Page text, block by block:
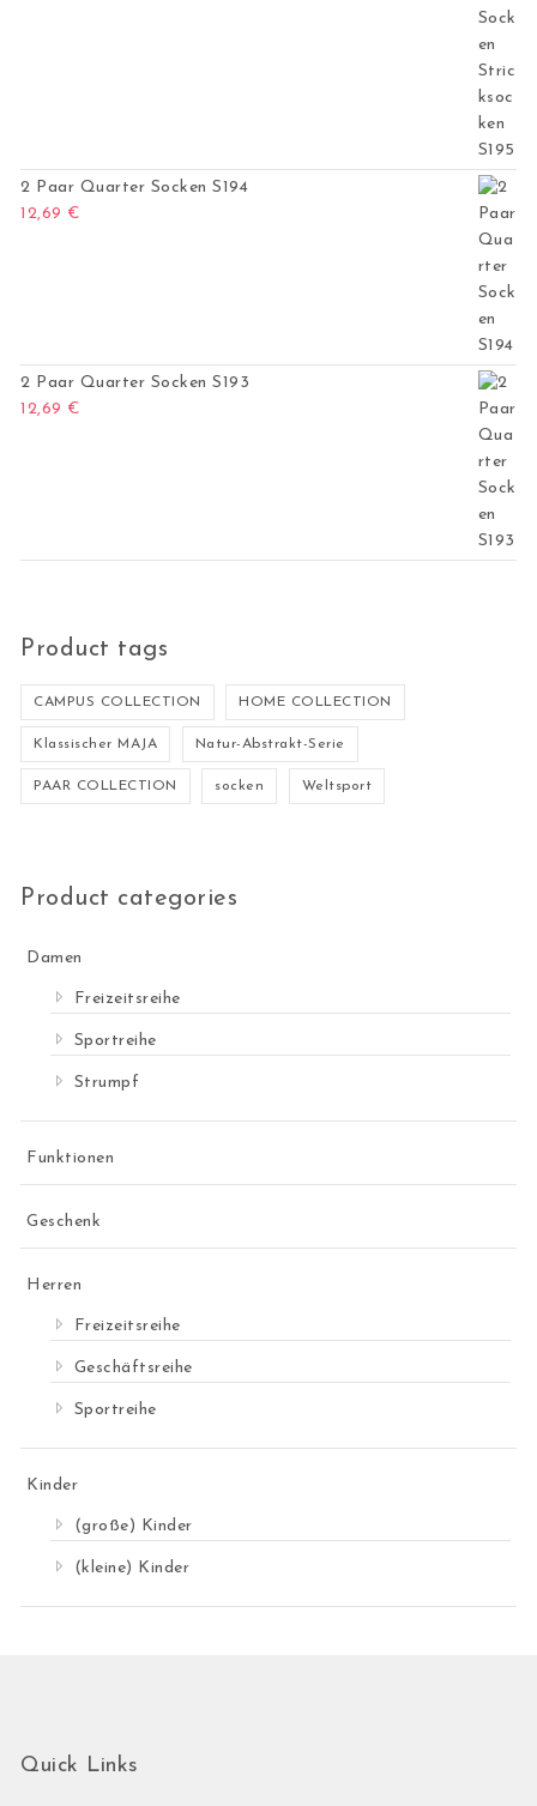
2 Paar Quarter Socken S194
12,69 €
2 Paar Quarter Socken S193
12,69 €
Product tags
CAMPUS COLLECTION HOME COLLECTION
Klassischer MAJA Natur-Abstrakt-Serie
PAAR COLLECTION socken Weltsport
Product categories
Damen
Freizeitsreihe
Sportreihe
Strumpf
Funktionen
Geschenk
Herren
Freizeitsreihe
Geschäftsreihe
Sportreihe
Kinder
(große) Kinder
(kleine) Kinder
Quick Links